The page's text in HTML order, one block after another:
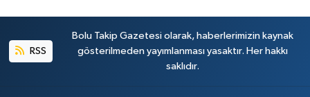
RSS
Bolu Takip Gazetesi olarak, haberlerimizin kaynak
gösterilmeden yayımlanması yasaktır. Her hakkı
saklıdır.